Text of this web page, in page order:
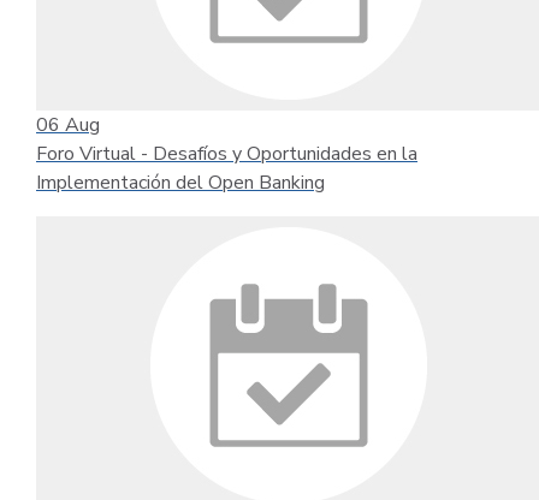
06 Aug
Foro Virtual - Desafíos y Oportunidades en la
Implementación del Open Banking